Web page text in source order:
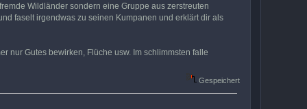
Wildländer sondern eine Gruppe aus zerstreuten
faselt irgendwas zu seinen Kumpanen und erklärt dir als
nur Gutes bewirken, Flüche usw. Im schlimmsten falle
Gespeichert